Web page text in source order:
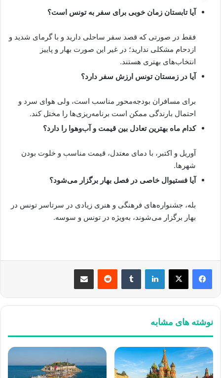
آیا تابستان زمان خوبی برای سفر به تونس است؟
فقط در صورتی که قصد سفر ساحلی دارید و با گرمای شدید و
ازدحام مشکلی ندارید؛ در غیر این صورت بهار و پاییز
انتخاب‌های بهتری هستند.
آیا در زمستان تونس ارزش سفر دارد؟
برای مسافران بودجه‌محور مناسب است، ولی هوای سرد و
احتمال بارندگی ممکن است برنامه‌ریزی‌ها را مختل کند.
کدام ماه بهترین تعادل بین قیمت و آب‌وهوا را دارد؟
آوریل و اکتبر، با دمای معتدل، قیمت مناسب و خلوت بودن
شهرها.
آیا فستیوال خاصی در فصل بهار برگزار می‌شود؟
بله، جشنواره‌های فرهنگی و هنری زیادی در سرتاسر تونس در
بهار برگزار می‌شوند، به‌ویژه در تونس و سوسه.
لینکدین ‫تامبلر ‫رددیت اشتراک گذاری از طریق ایمیل
نوشته های مشابه